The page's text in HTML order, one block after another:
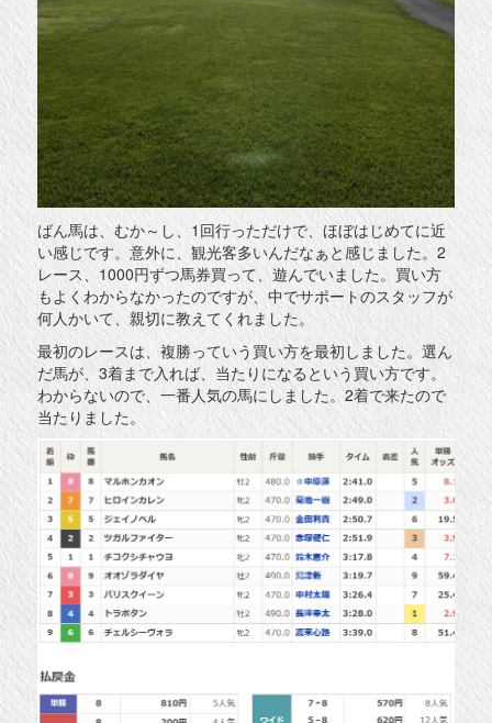
ばん馬は、むか～し、1回行っただけで、ほぼはじめてに近
い感じです。意外に、観光客多いんだなぁと感じました。2
レース、1000円ずつ馬券買って、遊んでいました。買い方
もよくわからなかったのですが、中でサポートのスタッフが
何人かいて、親切に教えてくれました。
最初のレースは、複勝っていう買い方を最初しました。選ん
だ馬が、3着まで入れば、当たりになるという買い方です。
わからないので、一番人気の馬にしました。2着で来たので
当たりました。